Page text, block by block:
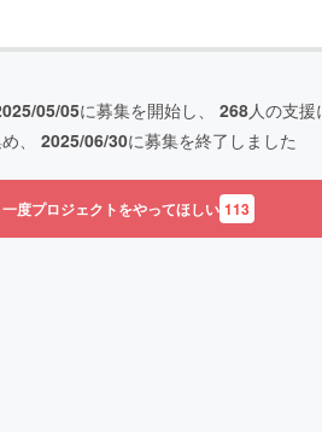
05/05に募集を開始し、 268人の支援
、 2025/06/30に募集を終了しました
一度プロジェクトをやってほしい 113